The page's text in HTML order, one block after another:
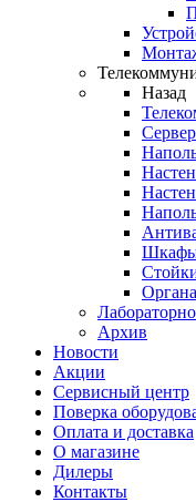
Назад
Шкафы
Архив
Новости
Акции
Сервисный центр
Поверка
Оплата и доставка
О магазине
Дилеры
Контакты